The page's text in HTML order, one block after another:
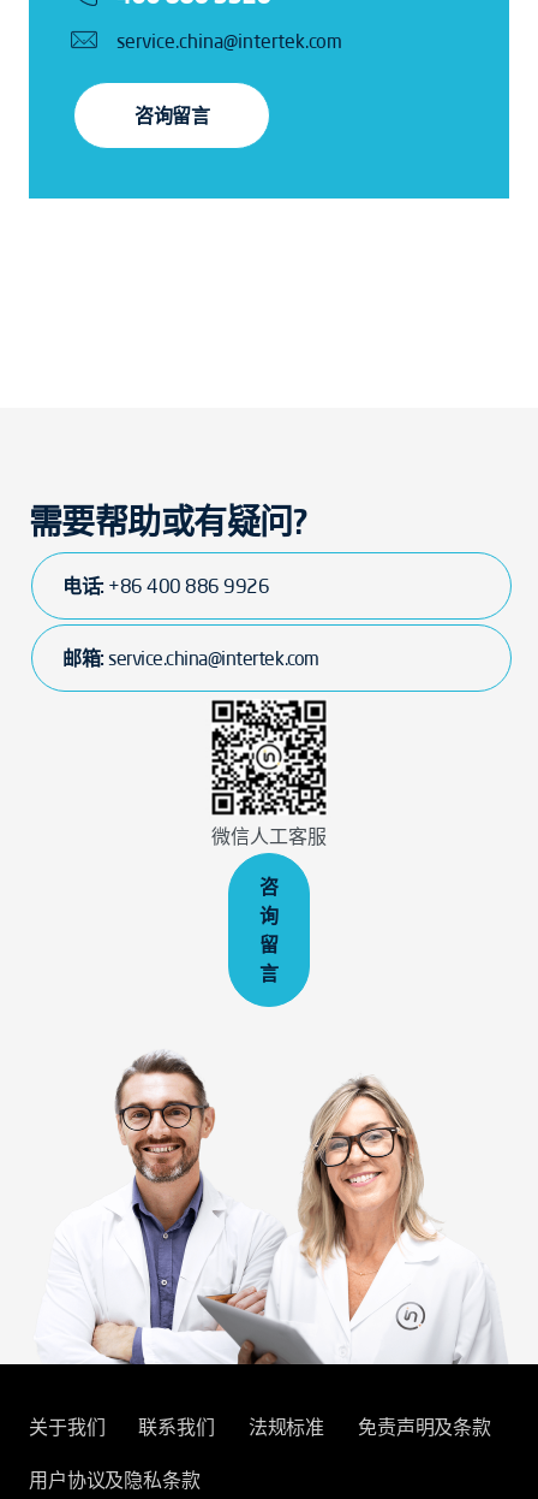
service.china@intertek.com
咨询留言
需要帮助或有疑问?
电话: +86 400 886 9926
邮箱:service.china@intertek.com
微信人工客服
咨
询
留
言
关于我们 联系我们 法规标准 免责声明及条款
用户协议及隐私条款